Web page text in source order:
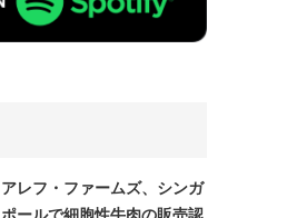
アレフ・ファームズ、シンガ
ポールで細胞性牛肉の販売認